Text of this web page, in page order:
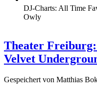
DJ-Charts: All Time
Owly
Theater
Velvet
Gespeichert von Matthias